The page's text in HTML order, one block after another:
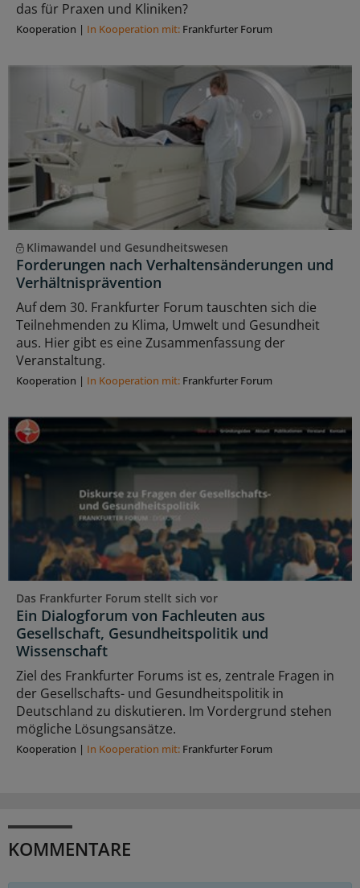
das für Praxen und Kliniken?
Kooperation | In Kooperation mit: Frankfurter Forum
Klimawandel und Gesundheitswesen
Forderungen nach Verhaltensänderungen und
Verhältnisprävention
Auf dem 30. Frankfurter Forum tauschten sich die
Teilnehmenden zu Klima, Umwelt und Gesundheit
aus. Hier gibt es eine Zusammenfassung der
Veranstaltung.
Kooperation | In Kooperation mit: Frankfurter Forum
Das Frankfurter Forum stellt sich vor
Ein Dialogforum von Fachleuten aus
Gesellschaft, Gesundheitspolitik und
Wissenschaft
Ziel des Frankfurter Forums ist es, zentrale Fragen in
der Gesellschafts- und Gesundheitspolitik in
Deutschland zu diskutieren. Im Vordergrund stehen
mögliche Lösungsansätze.
Kooperation | In Kooperation mit: Frankfurter Forum
KOMMENTARE